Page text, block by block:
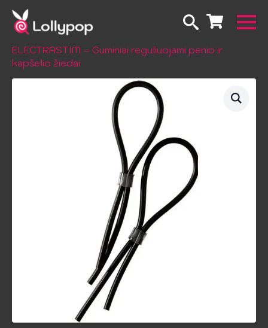
Pradžia Erotiniai žailsai
ELECTRASTIM – Guminiai reguliuojami penio ir
kapšelio žiedai